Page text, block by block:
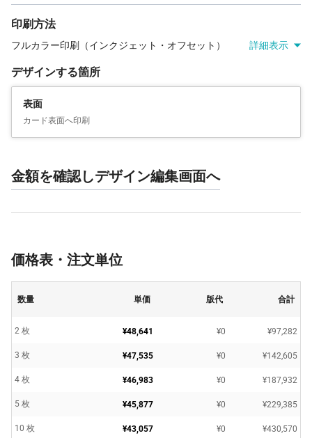
印刷方法
フルカラー印刷（インクジェット・オフセット） 詳細表示
デザインする箇所
表面
カード表面へ印刷
金額を確認しデザイン編集画面へ
価格表・注文単位
数量 単価 版代 合計
2 枚 ¥48,641 ¥0 ¥97,282
3 枚 ¥47,535 ¥0 ¥142,605
4 枚 ¥46,983 ¥0 ¥187,932
5 枚 ¥45,877 ¥0 ¥229,385
10 枚 ¥43,057 ¥0 ¥430,570